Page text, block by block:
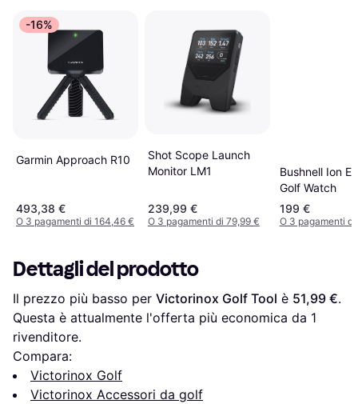
-16%
Garmin Approach R10
493,38 €
O 3 pagamenti di 164,46 €
Shot Scope Launch
Monitor LM1
239,99 €
O 3 pagamenti di 79,99 €
Bushnell Ion
Golf Watch
199 €
O 3 pagamenti
Dettagli del prodotto
Il prezzo più basso per Victorinox Golf Tool è 51,99 €.
Questa è attualmente l'offerta più economica da 1
rivenditore.
Compara:
Victorinox Golf
Victorinox Accessori da golf